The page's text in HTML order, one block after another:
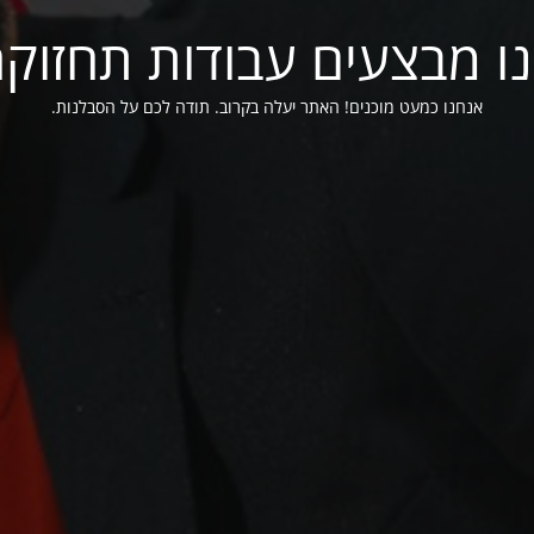
מבצעים עבודות
אנחנו כמעט מוכנים! האתר יעלה בקרוב. תודה לכם על הסבלנות.